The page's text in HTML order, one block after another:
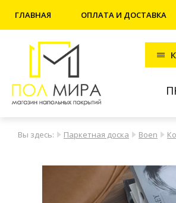
ГЛАВНАЯ ОПЛАТА И ДОСТАВКА
Вы здесь: Паркетная доска Boen